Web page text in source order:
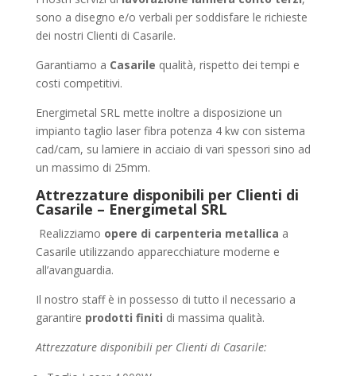
sono a disegno e/o verbali per soddisfare le richieste
dei nostri Clienti di Casarile.
Garantiamo a Casarile qualità, rispetto dei tempi e
costi competitivi.
Energimetal SRL mette inoltre a disposizione un
impianto taglio laser fibra potenza 4 kw con sistema
cad/cam, su lamiere in acciaio di vari spessori sino ad
un massimo di 25mm.
Attrezzature disponibili per Clienti di
Casarile – Energimetal SRL
Realizziamo opere di carpenteria metallica a
Casarile utilizzando apparecchiature moderne e
all’avanguardia.
Il nostro staff è in possesso di tutto il necessario a
garantire prodotti finiti di massima qualità.
Attrezzature disponibili per Clienti di Casarile: